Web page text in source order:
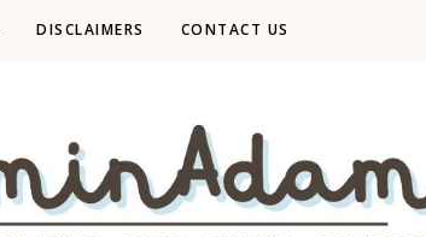
DISCLAIMERS CONTACT US